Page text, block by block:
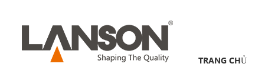
TRANG CHỦ